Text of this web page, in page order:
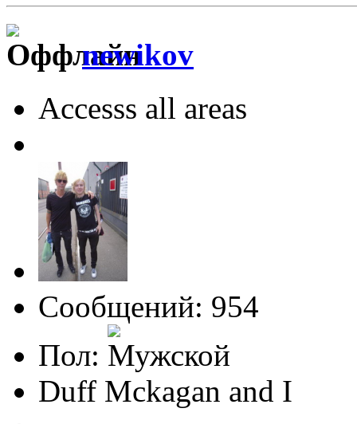
newikov
Accesss all areas
Сообщений: 954
Пол:
Duff Mckagan and I